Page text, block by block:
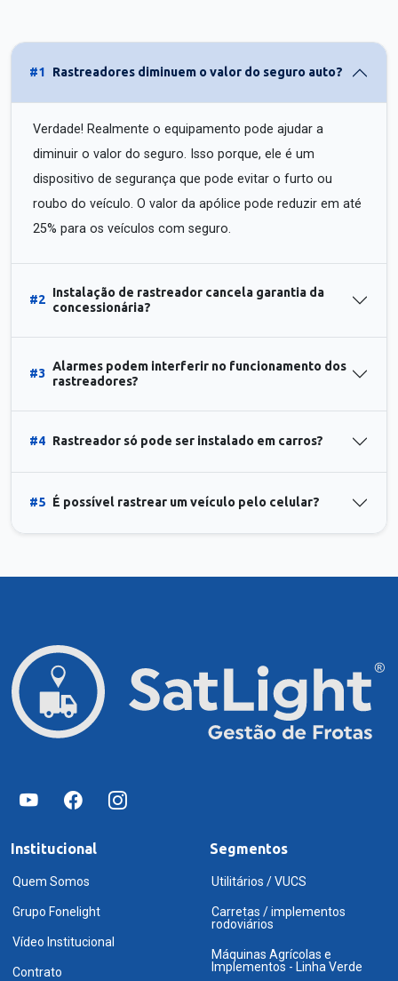
#1 Rastreadores diminuem o valor do seguro auto?
Verdade! Realmente o equipamento pode ajudar a
diminuir o valor do seguro. Isso porque, ele é um
dispositivo de segurança que pode evitar o furto ou
roubo do veículo. O valor da apólice pode reduzir em até
25% para os veículos com seguro.
#2
Instalação de rastreador cancela garantia da
concessionária?
#3
Alarmes podem interferir no funcionamento dos
rastreadores?
#4 Rastreador só pode ser instalado em carros?
#5 É possível rastrear um veículo pelo celular?
Institucional
Quem Somos
Grupo Fonelight
Vídeo Institucional
Contrato
Segmentos
Utilitários / VUCS
Carretas / implementos
rodoviários
Máquinas Agrícolas e
Implementos - Linha Verde